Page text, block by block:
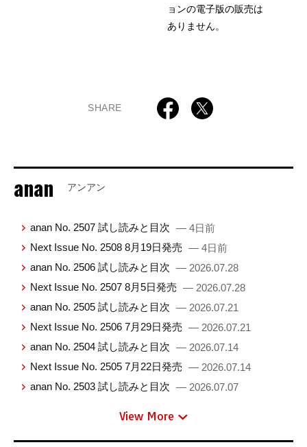
ョンの電子版の販売は
ありません。
SHARE
anan アンアン
anan No. 2507 試し読みと目次 — 4日前
Next Issue No. 2508 8月19日発売 — 4日前
anan No. 2506 試し読みと目次 — 2026.07.28
Next Issue No. 2507 8月5日発売 — 2026.07.28
anan No. 2505 試し読みと目次 — 2026.07.21
Next Issue No. 2506 7月29日発売 — 2026.07.21
anan No. 2504 試し読みと目次 — 2026.07.14
Next Issue No. 2505 7月22日発売 — 2026.07.14
anan No. 2503 試し読みと目次 — 2026.07.07
View More